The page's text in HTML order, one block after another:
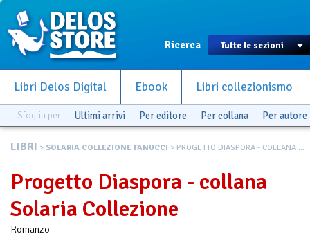
Ricerca
Libri Delos Digital Ebook Libri collezionismo
Sfoglia per Ultimi arrivi Per editore Per collana Per autore
LIBRI > SOLARIA COLLEZIONE FANUCCI > PROGETTO DIASPORA - COLLANA ...
Progetto Diaspora - collana
Solaria Collezione
Romanzo